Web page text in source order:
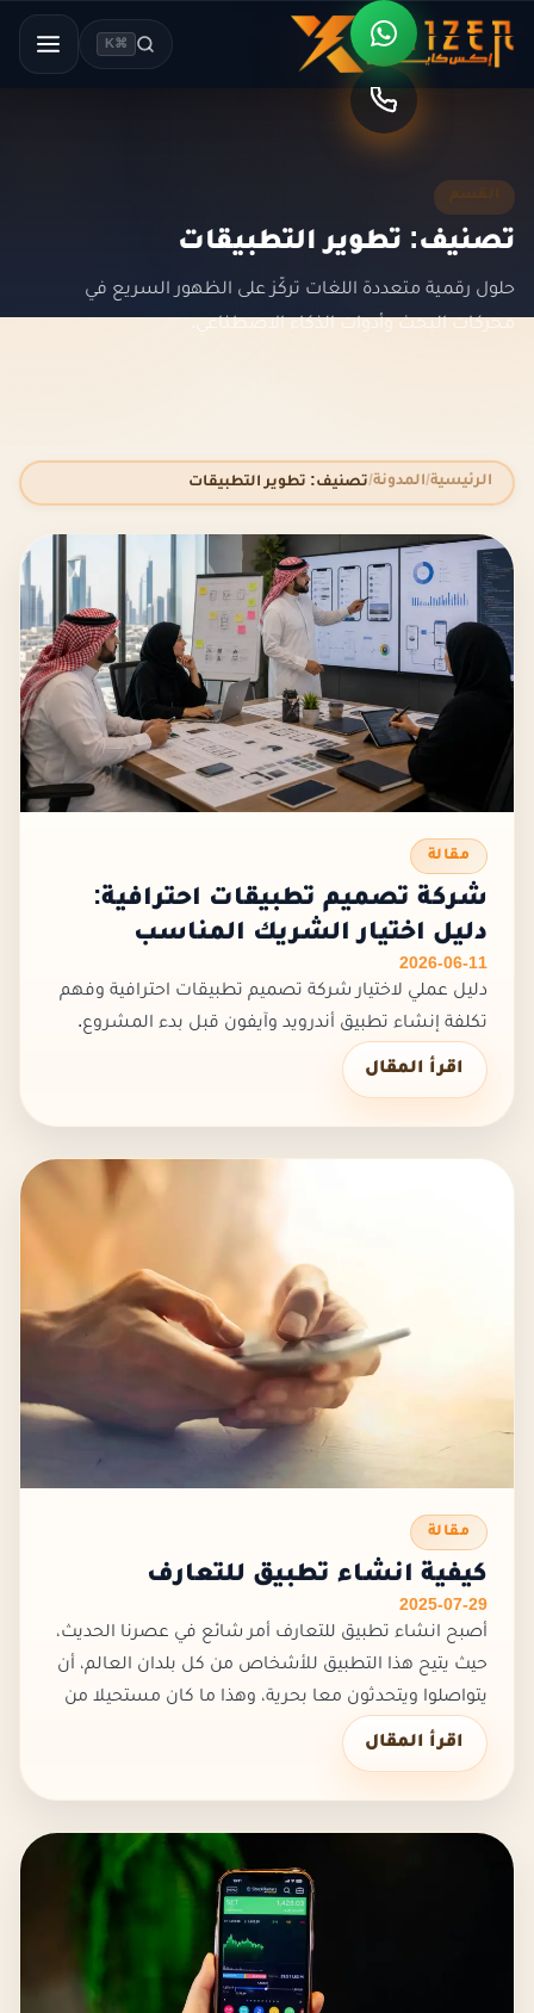
⌘K
تصنيف: تطوير التطبيقات
حلول رقمية متعددة اللغات تركّز على الظهور السريع في
محركات البحث وأدوات الذكاء الاصطناعي.
الرئيسية المدونة تصنيف: تطوير التطبيقات
مقالة
شركة تصميم تطبيقات احترافية:
دليل اختيار الشريك المناسب
2026-06-11
دليل عملي لاختيار شركة تصميم تطبيقات احترافية وفهم
تكلفة إنشاء تطبيق أندرويد وآيفون قبل بدء المشروع.
اقرأ المقال
مقالة
كيفية انشاء تطبيق للتعارف
2025-07-29
أصبح انشاء تطبيق للتعارف أمر شائع في عصرنا الحديث،
حيث يتيح هذا التطبيق للأشخاص من كل بلدان العالم، أن
يتواصلوا ويتحدثون معا بحرية، وهذا ما كان مستحيلا من
رقمية مب...
اقرأ المقال